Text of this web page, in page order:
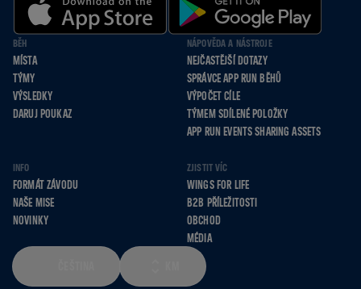
BĚH
MÍSTA
TÝMY
VÝSLEDKY
DARUJ POUKAZ
NÁPOVĚDA A NÁSTROJE
NEJČASTĚJŠÍ DOTAZY
SPRÁVCE APP RUN BĚHŮ
VÝPOČET CÍLE
TÝMEM SDÍLENÉ POLOŽKY
APP RUN EVENTS SHARING ASSETS
INFO
FORMÁT ZÁVODU
NAŠE MISE
NOVINKY
ZJISTIT VÍC
WINGS FOR LIFE
B2B PŘÍLEŽITOSTI
OBCHOD
MÉDIA